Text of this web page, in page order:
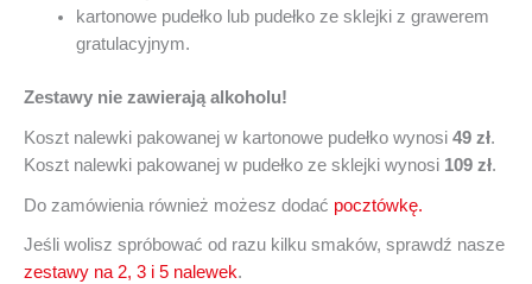
kartonowe pudełko lub pudełko ze sklejki z grawerem
gratulacyjnym.
Zestawy nie zawierają alkoholu!
Koszt nalewki pakowanej w kartonowe pudełko wynosi 49 zł.
Koszt nalewki pakowanej w pudełko ze sklejki wynosi 109 zł.
Do zamówienia również możesz dodać pocztówkę.
Jeśli wolisz spróbować od razu kilku smaków, sprawdź nasze
zestawy na 2, 3 i 5 nalewek.